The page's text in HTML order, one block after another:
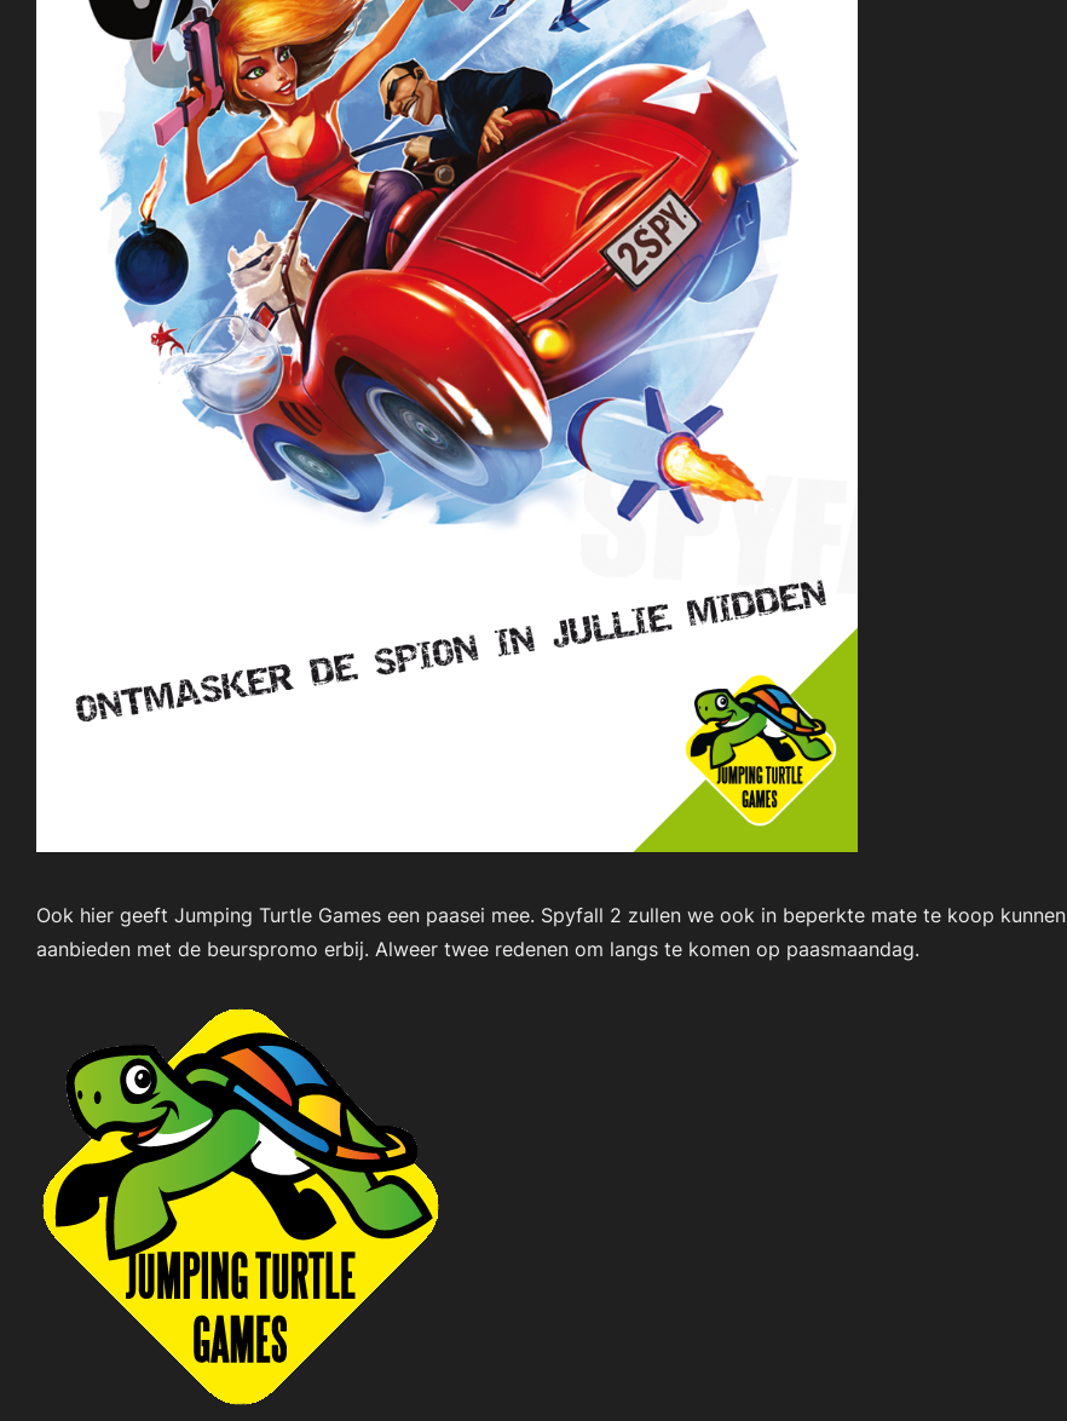
Ook hier geeft Jumping Turtle Games een paasei mee. Spyfall 2 zullen we ook in beperkte mate te koop kunnen
aanbieden met de beurspromo erbij. Alweer twee redenen om langs te komen op paasmaandag.